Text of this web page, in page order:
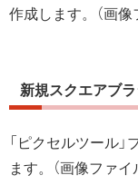
作成します。（画
新規スクエアブ
「ピクセルツール」
ます。（画像ファイ